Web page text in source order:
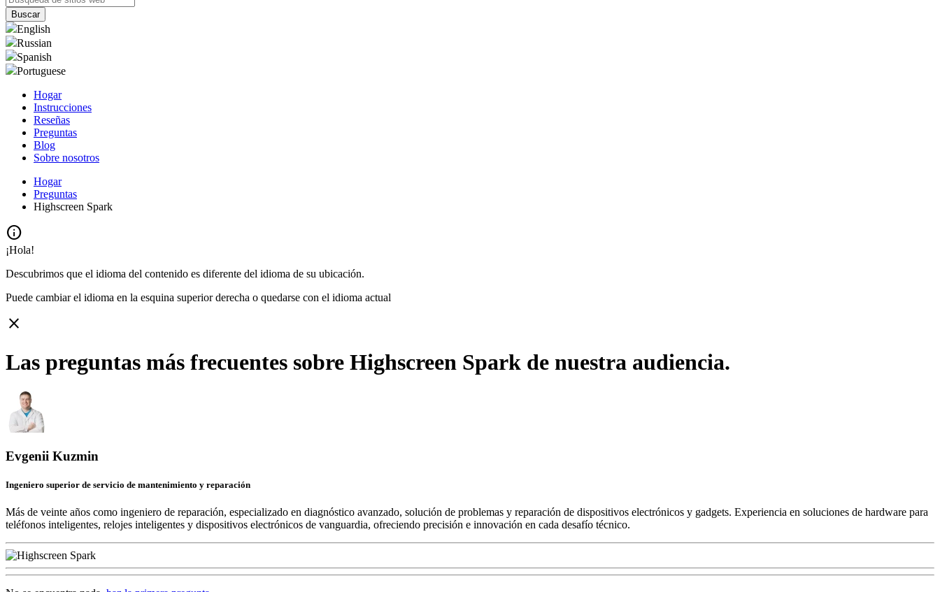
English
Russian
Spanish
Portuguese
Hogar
Instrucciones
Reseñas
Preguntas
Blog
Sobre nosotros
Hogar
Preguntas
Highscreen Spark
info
¡Hola!
Descubrimos que el idioma del contenido es diferente del idioma de su ubicación.
Puede cambiar el idioma en la esquina superior derecha o quedarse con el idioma actual
close
Las preguntas más frecuentes sobre Highscreen Spark de nuestra audiencia.
Evgenii Kuzmin
Ingeniero superior de servicio de mantenimiento y reparación
Más de veinte años como ingeniero de reparación, especializado en diagnóstico avanzado, solución de problemas y reparación de dispositivos electrónicos y gadgets. Experiencia en soluciones de hardware para
teléfonos inteligentes, relojes inteligentes y dispositivos electrónicos de vanguardia, ofreciendo precisión e innovación en cada desafío técnico.